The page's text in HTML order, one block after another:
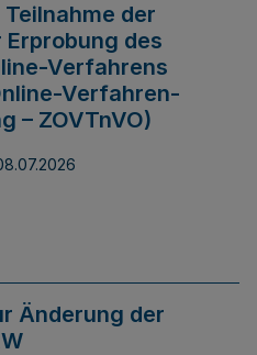
der
des
Verfahrens
Verfahren-
– ZOVTnVO)
Änderung der